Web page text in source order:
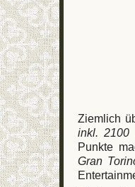
Ziemlich
inkl. 2100
Punkte
Gran